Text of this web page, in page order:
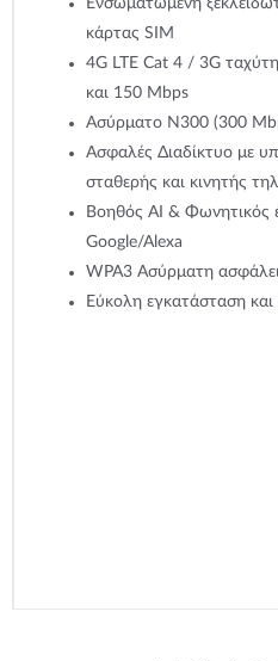
Ενσωματωμένη
κάρτας SIM
4G LTE Cat 4 / 3G
και 150 Mbps
Ασύρματο N300 (300
Ασφαλές Διαδίκτυο με
σταθερής και κινητής
Βοηθός AI & Φωνητικός
Google/Alexa
WPA3 Ασύρματη
Εύκολη εγκατάσταση και